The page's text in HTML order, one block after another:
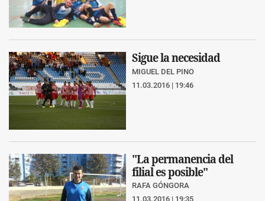
Sigue la necesidad
MIGUEL DEL PINO
11.03.2016 | 19:46
"La permanencia del
filial es posible"
RAFA GÓNGORA
11.03.2016 | 19:35